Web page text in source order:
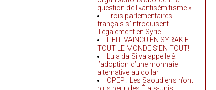
question de l’«antisémitisme »
Trois parlementaires
français s’introduisent
illégalement en Syrie
L’EIIL VAINCU EN SYRAK ET
TOUT LE MONDE S’EN FOUT!
Lula da Silva appelle à
l’adoption d’une monnaie
alternative au dollar
OPEP : Les Saoudiens n’ont